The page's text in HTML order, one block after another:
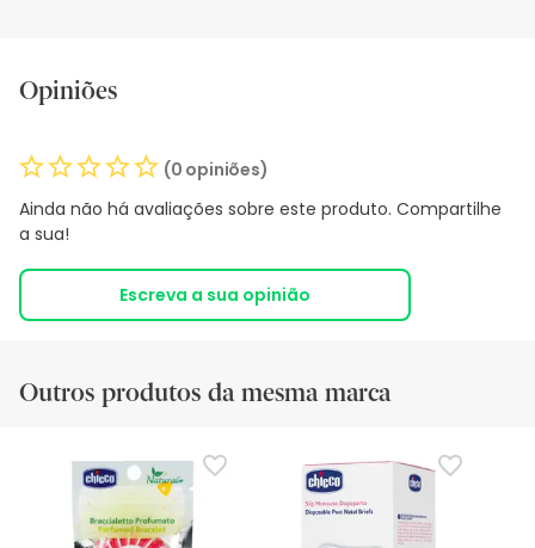
Opiniões
(0 opiniões)
Ainda não há avaliações sobre este produto. Compartilhe
a sua!
Escreva a sua opinião
Outros produtos da mesma marca